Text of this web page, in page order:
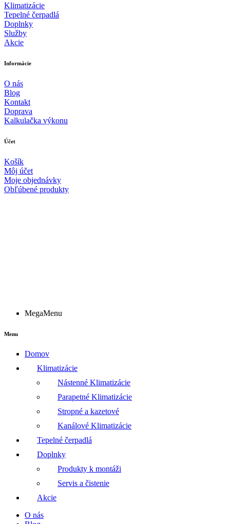
Klimatizácie
Tepelné čerpadlá
Doplnky
Služby
Akcie
Informácie
O nás
Blog
Kontakt
Doprava
Kalkulačka výkonu
Účet
Košík
Môj účet
Moje objednávky
Obľúbené produkty
MegaMenu
Menu
Domov
Klimatizácie
Nástenné Klimatizácie
Parapetné Klimatizácie
Stropné a kazetové
Kanálové Klimatizácie
Tepelné čerpadlá
Doplnky
Produkty k montáži
Servis a čistenie
Akcie
O nás